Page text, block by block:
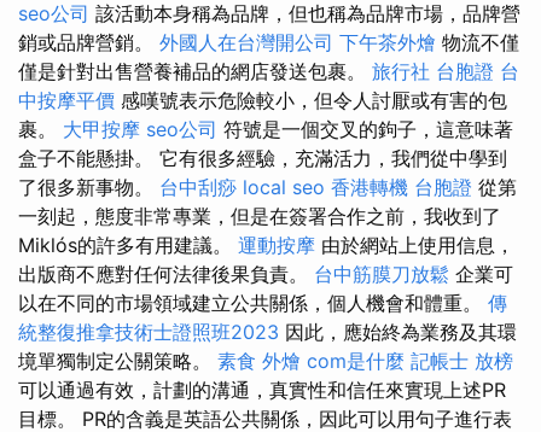
seo公司 該活動本身稱為品牌，但也稱為品牌市場，品牌營
銷或品牌營銷。 外國人在台灣開公司 下午茶外燴 物流不僅
僅是針對出售營養補品的網店發送包裹。 旅行社 台胞證 台
中按摩平價 感嘆號表示危險較小，但令人討厭或有害的包
裹。 大甲按摩 seo公司 符號是一個交叉的鉤子，這意味著
盒子不能懸掛。 它有很多經驗，充滿活力，我們從中學到
了很多新事物。 台中刮痧 local seo 香港轉機 台胞證 從第
一刻起，態度非常專業，但是在簽署合作之前，我收到了
Miklós的許多有用建議。 運動按摩 由於網站上使用信息，
出版商不應對任何法律後果負責。 台中筋膜刀放鬆 企業可
以在不同的市場領域建立公共關係，個人機會和體重。 傳
統整復推拿技術士證照班2023 因此，應始終為業務及其環
境單獨制定公關策略。 素食 外燴 com是什麼 記帳士 放榜
可以通過有效，計劃的溝通，真實性和信任來實現上述PR
目標。 PR的含義是英語公共關係，因此可以用句子進行表